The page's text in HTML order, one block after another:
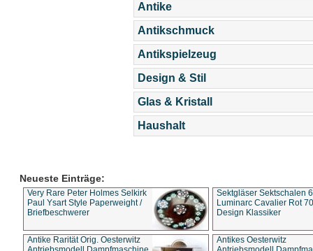
Antike
Antikschmuck
Antikspielzeug
Design & Stil
Glas & Kristall
Haushalt
Neueste Einträge:
Very Rare Peter Holmes Selkirk
Paul Ysart Style Paperweight /
Briefbeschwerer
Sektgläser Sektschalen
Luminarc Cavalier Rot
Design Klassiker
Antike Rarität Orig. Oesterwitz
Antikes Oesterwitz